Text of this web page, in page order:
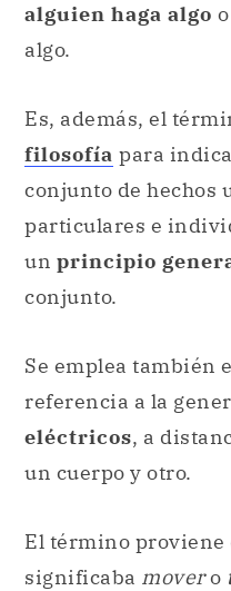
alguien haga algo
algo.
Es, además, el
filosofía para
conjunto de hechos
particulares e
un principio
conjunto.
Se emplea también
referencia a la
eléctricos, a
un cuerpo y otro.
El término proviene
significaba movero